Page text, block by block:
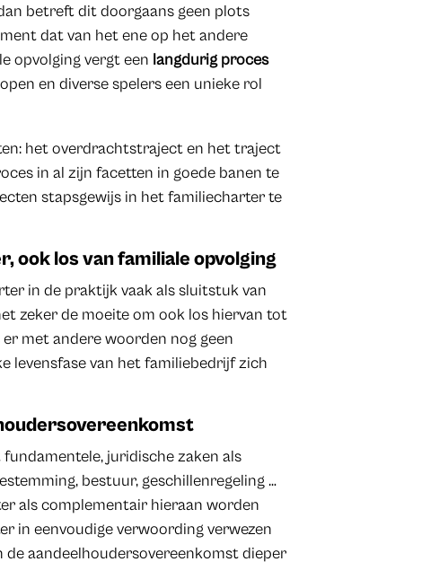
betreft dit doorgaans geen plots
dat van het ene op het andere
opvolging vergt een langdurig proces
en diverse spelers een unieke rol
het overdrachtstraject en het traject
in al zijn facetten in goede banen te
stapsgewijs in het familiecharter te
ook los van familiale opvolging
in de praktijk vaak als sluitstuk van
zeker de moeite om ook los hiervan tot
met andere woorden nog geen
levensfase van het familiebedrijf zich
juridische zaken als
bestuur, geschillenregeling …
als complementair hieraan worden
in eenvoudige verwoording verwezen
aandeelhoudersovereenkomst dieper